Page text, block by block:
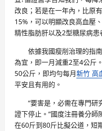
改良；若是在一年內，比原
15%，可以明顯改良高血壓
精性脂肪肝以及2型糖尿病患
依據我國瘦削治理的指
為宜，即一月減重2至4公斤
50公斤，即均勻每月新竹 高
平安且有用的。
“要害是，必需在專門
證下停止。”國度注冊養分
在60斤到80斤比擬公道，短